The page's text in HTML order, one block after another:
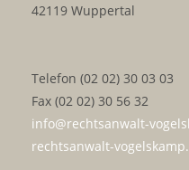
42119 Wuppertal
Telefon (02 02) 30 03 03
Fax (02 02) 30 56 32
info@rechtsanwalt-
rechtsanwalt-